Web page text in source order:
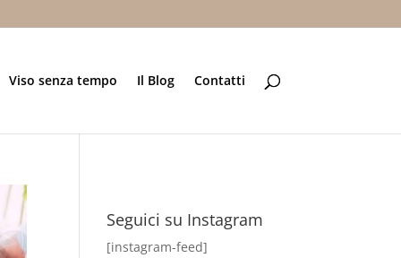
Viso senza tempo Il Blog Contatti
Seguici su Instagram
[instagram-feed]